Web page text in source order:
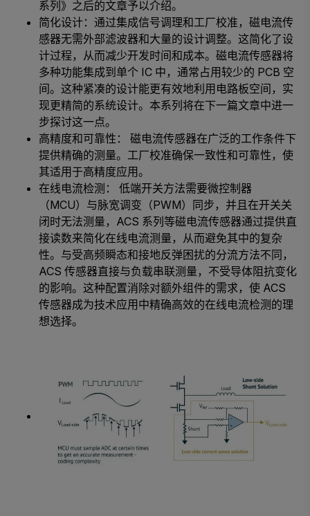
系列》之后的文章予以介绍。
简化设计：通过集成信号调理和工厂校准，磁电流传
感器无需外部滤波器和大量的设计调整。这简化了设
计过程，从而减少开发时间和成本。磁电流传感器将
多种功能集成到单个 IC 中，通常占用较少的 PCB 空
间。这种紧凑的设计能更有效地利用电路板空间，实
现更精简的系统设计。本系列将在下一篇文章中进一
步探讨这一点。
高精度和可靠性： 磁电流传感器在广泛的工作条件下
提供精确的测量。工厂校准确保一致性和可靠性，使
其适用于高精度应用。
在线电流检测： 低端开关方法需要微控制器
（MCU）与脉宽调变（PWM）同步，并且在开关关
闭时无法测量，ACS 系列等磁电流传感器通过提供直
接读数来简化在线电流测量，从而避免其中的复杂
性。与受高频瞬态和接地反弹困扰的分流方法不同，
ACS 传感器直接与负载串联测量，不受导体阻抗变化
的影响。这种配置消除对额外组件的需求，使 ACS
传感器成为技术应用中精确高效的在线电流检测的理
想选择。